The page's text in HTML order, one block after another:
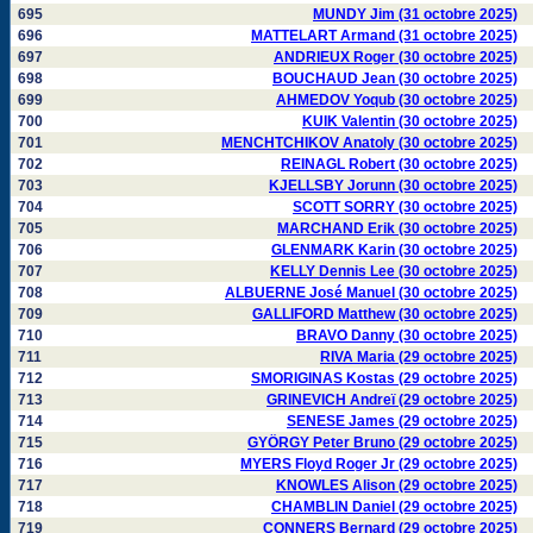
695
MUNDY Jim (31 octobre 2025)
696
MATTELART Armand (31 octobre 2025)
697
ANDRIEUX Roger (30 octobre 2025)
698
BOUCHAUD Jean (30 octobre 2025)
699
AHMEDOV Yoqub (30 octobre 2025)
700
KUIK Valentin (30 octobre 2025)
701
MENCHTCHIKOV Anatoly (30 octobre 2025)
702
REINAGL Robert (30 octobre 2025)
703
KJELLSBY Jorunn (30 octobre 2025)
704
SCOTT SORRY (30 octobre 2025)
705
MARCHAND Erik (30 octobre 2025)
706
GLENMARK Karin (30 octobre 2025)
707
KELLY Dennis Lee (30 octobre 2025)
708
ALBUERNE José Manuel (30 octobre 2025)
709
GALLIFORD Matthew (30 octobre 2025)
710
BRAVO Danny (30 octobre 2025)
711
RIVA Maria (29 octobre 2025)
712
SMORIGINAS Kostas (29 octobre 2025)
713
GRINEVICH Andreï (29 octobre 2025)
714
SENESE James (29 octobre 2025)
715
GYÖRGY Peter Bruno (29 octobre 2025)
716
MYERS Floyd Roger Jr (29 octobre 2025)
717
KNOWLES Alison (29 octobre 2025)
718
CHAMBLIN Daniel (29 octobre 2025)
719
CONNERS Bernard (29 octobre 2025)